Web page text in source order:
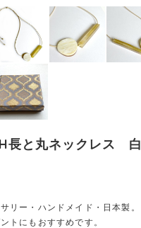
長と丸ネックレス 白
リー・ハンドメイド・日本製。
トにもおすすめです。